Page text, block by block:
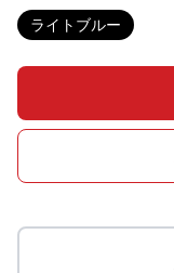
ライトブルー